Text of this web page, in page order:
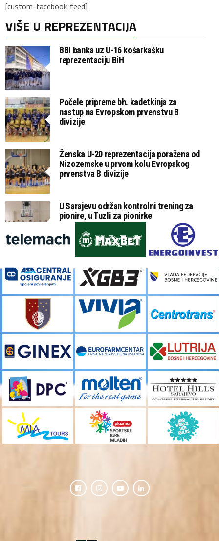
[custom-facebook-feed]
VIŠE U REPREZENTACIJA
BBI banka uz U-16 košarkašku
reprezentaciju BiH
Počele pripreme bh. kadetkinja za
nastup na Evropskom prvenstvu B
divizije
Ženska U-20 reprezentacija poražena od
Nizozemske u prvom kolu Evropskog
prvenstva B divizije
U Sarajevu održan kontrolni trening za
pionire, u Tuzli za pionirke